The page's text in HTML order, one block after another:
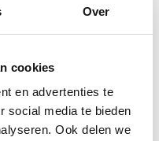
Over
cookies
en advertenties te
social media te bieden
Ook delen we
zonder de herstellende
worden bepaald.